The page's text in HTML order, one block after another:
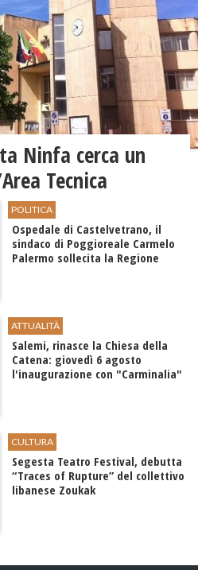
Ninfa cerca un
Tecnica
POLITICA
Ospedale di Castelvetrano, il
sindaco di Poggioreale Carmelo
Palermo sollecita la Regione
ATTUALITÀ
Salemi, rinasce la Chiesa della
Catena: giovedì 6 agosto
l'inaugurazione con "Carminalia"
CULTURA
Segesta Teatro Festival, debutta
“Traces of Rupture” del collettivo
libanese Zoukak